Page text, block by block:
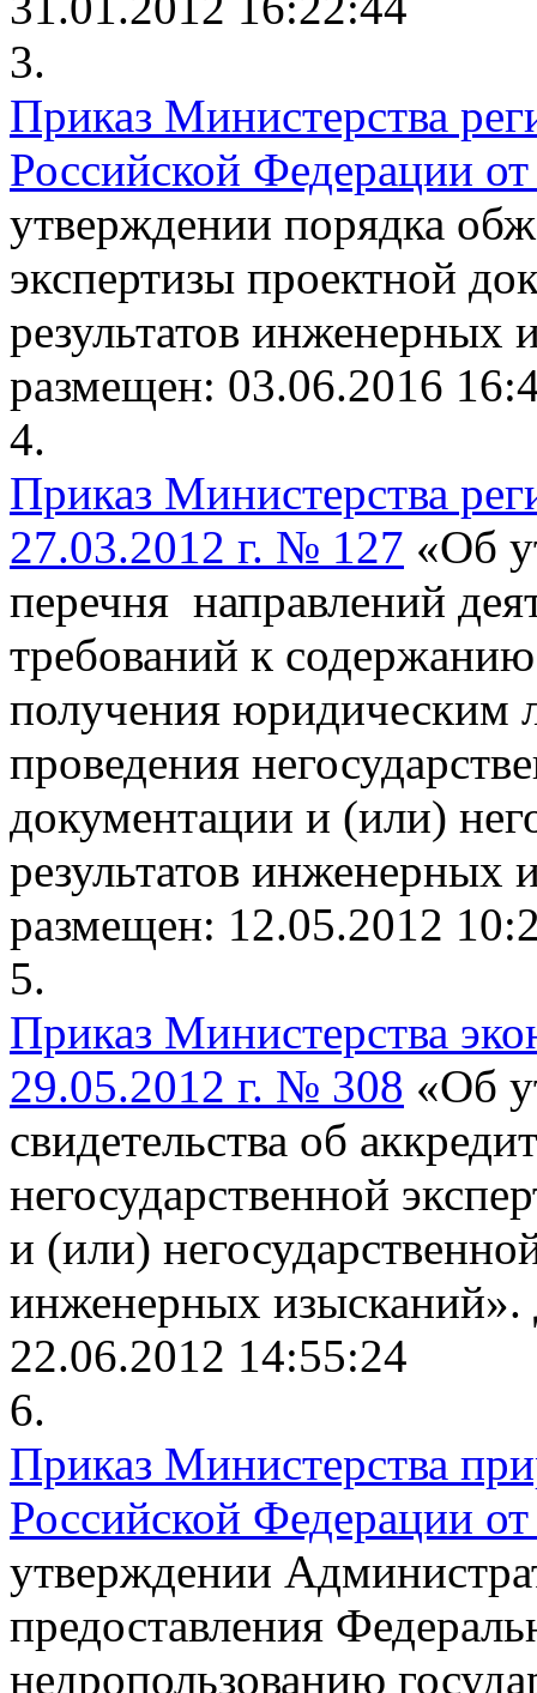
3.
Приказ Министерства
Российской Федерации
утверждении порядка
экспертизы проектной
результатов инженерных
размещен: 03.06.2016
4.
Приказ Министерства
27.03.2012 г. № 127 «Об
перечня направлений
требований к
получения юридическим
проведения
документации и (или)
результатов инженерных
размещен: 12.05.2012
5.
Приказ Министерства
29.05.2012 г. № 308 «Об
свидетельства об
негосударственной
и (или)
инженерных изысканий».
22.06.2012 14:55:24
6.
Приказ Министерства
Российской Федерации
утверждении
предоставления
недропользованию